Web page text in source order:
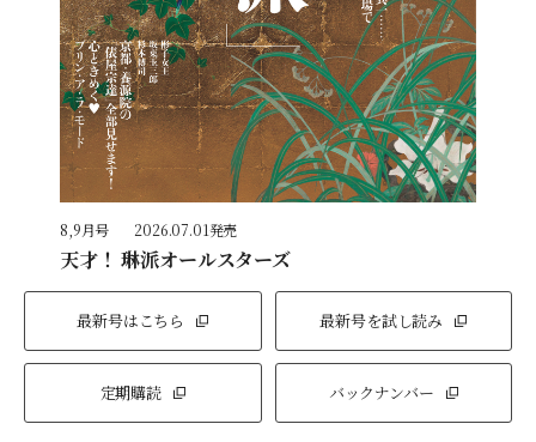
8,9月号 2026.07.01発売
天才！ 琳派オールスターズ
最新号はこちら 最新号を試し読み
定期購読 バックナンバー